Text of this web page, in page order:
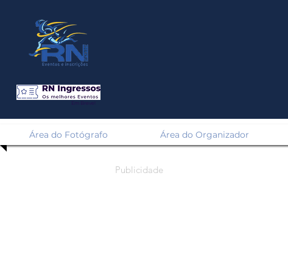
Em Breve!
Área do Fotógrafo Área do Organizador
Publicidade